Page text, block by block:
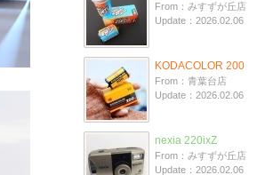
From：みすずが丘店
Update：2026.02.06
KODACOLOR 200
From：青葉台店
Update：2026.02.06
nexia 220ixZ
From：みすずが丘店
Update：2026.02.06